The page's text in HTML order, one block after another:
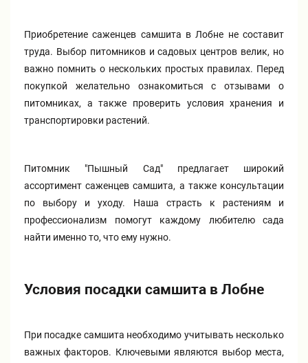
Приобретение саженцев самшита в Лобне не составит
труда. Выбор питомников и садовых центров велик, но
важно помнить о нескольких простых правилах. Перед
покупкой желательно ознакомиться с отзывами о
питомниках, а также проверить условия хранения и
транспортировки растений.
Питомник "Пышный Сад" предлагает широкий
ассортимент саженцев самшита, а также консультации
по выбору и уходу. Наша страсть к растениям и
профессионализм помогут каждому любителю сада
найти именно то, что ему нужно.
Условия посадки самшита в Лобне
При посадке самшита необходимо учитывать несколько
важных факторов. Ключевыми являются выбор места,